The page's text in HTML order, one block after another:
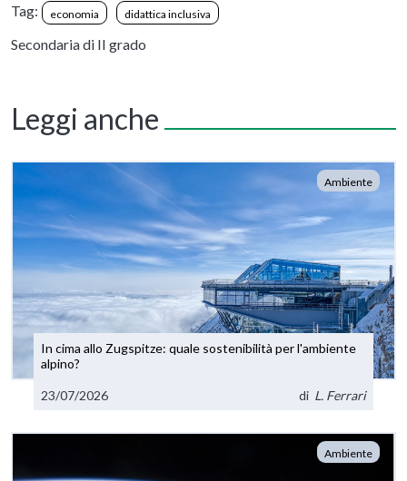
Tag: economia didattica inclusiva
Secondaria di II grado
Leggi anche
Ambiente
In cima allo Zugspitze: quale sostenibilità per l'ambiente
alpino?
23/07/2026 di L. Ferrari
Ambiente